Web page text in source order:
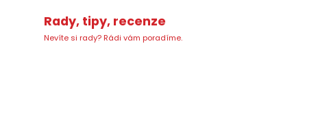
Rady, tipy, recenze
Nevíte si rady? Rádi vám poradíme.